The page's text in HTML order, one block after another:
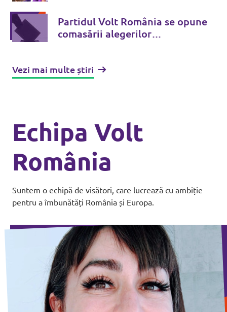
europarlamentare și locale
Partidul Volt România se opune
comasării alegerilor
Vezi mai multe știri
Echipa Volt
România
Suntem o echipă de visători, care lucrează cu ambiție
pentru a îmbunătăți România și Europa.